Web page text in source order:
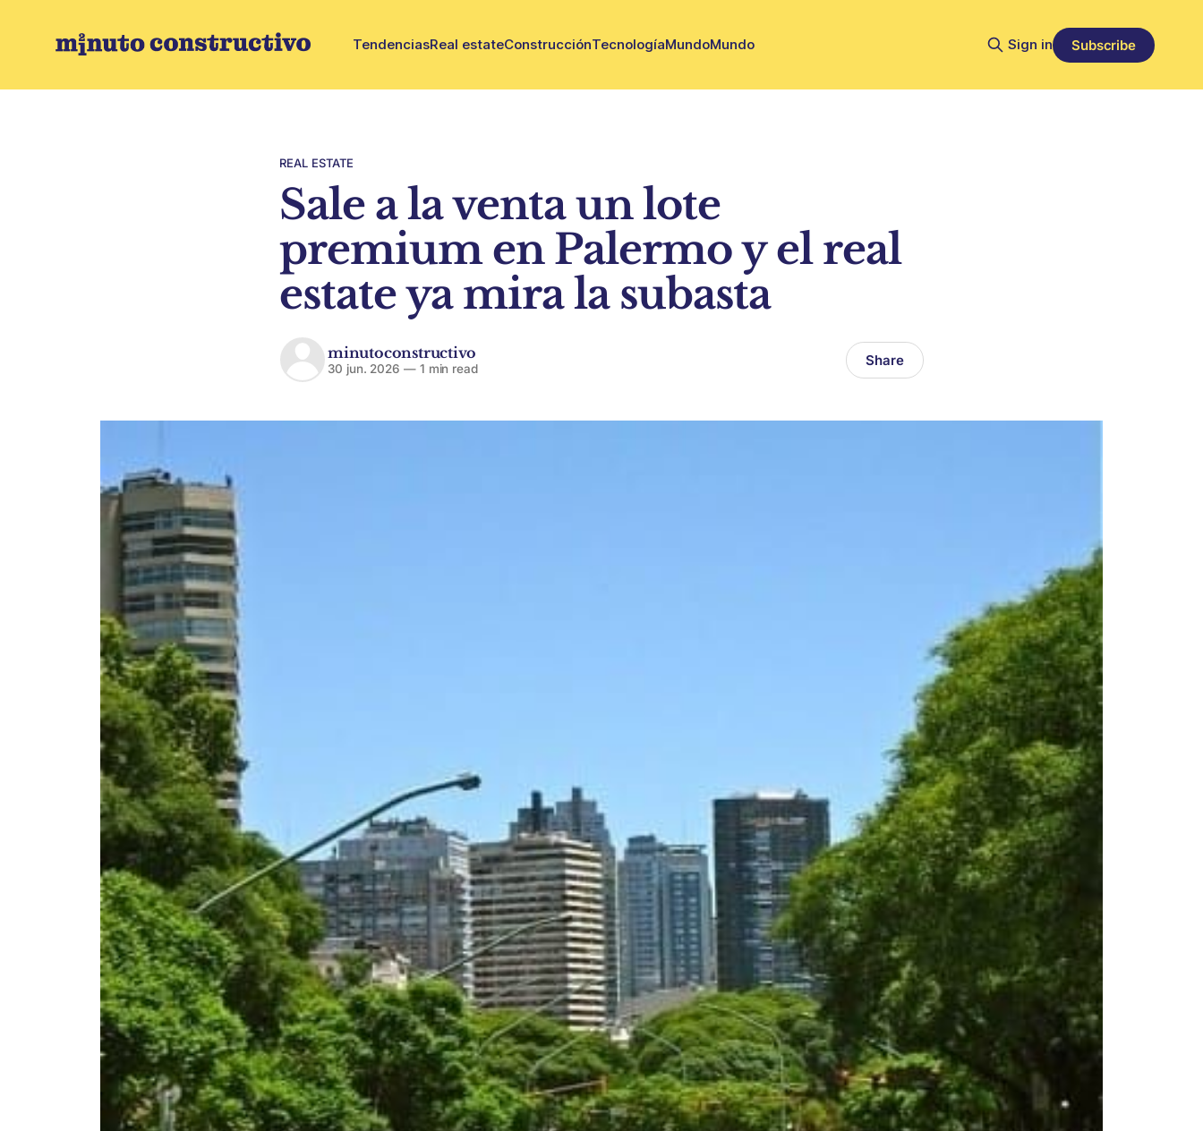
TendenciasReal estateConstrucciónTecnologíaMundoMundo Sign in Subscribe
REAL ESTATE
Sale a la venta un lote
premium en Palermo y el real
estate ya mira la subasta
minutoconstructivo
30 jun. 2026 —1 min read Share